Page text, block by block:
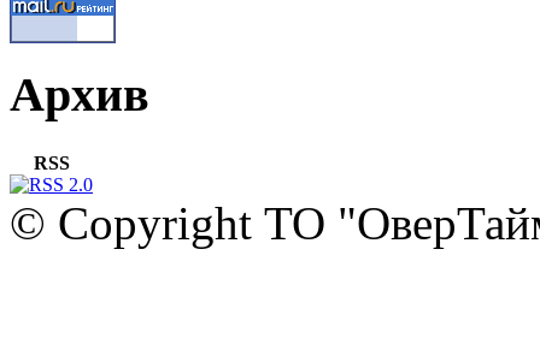
Архив
RSS
© Copyright ТО